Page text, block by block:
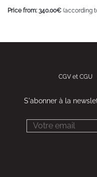
Price from: 340.00€ (according
CGV et CGU
S'abonner à la